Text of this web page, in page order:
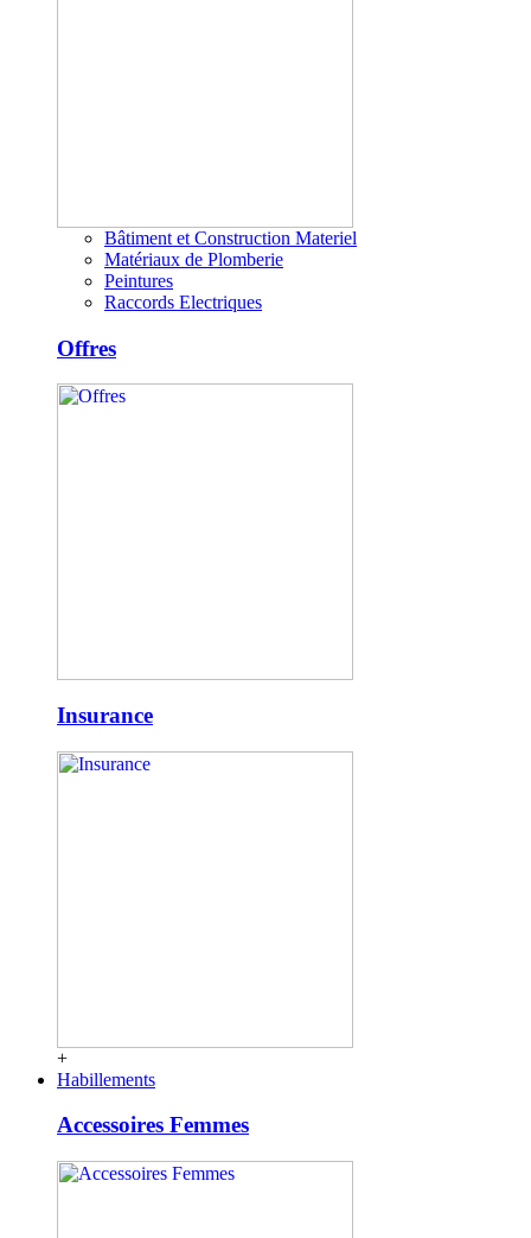
Bâtiment et Construction Materiel
Matériaux de Plomberie
Peintures
Raccords Electriques
Offres
Insurance
+
Habillements
Accessoires Femmes